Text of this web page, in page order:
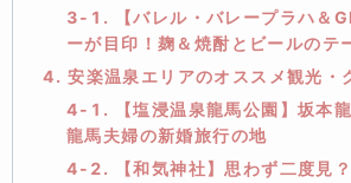
3-1. 【バレル・バレープラハ＆
ーが目印！麹＆焼酎とビールのテ
4. 安楽温泉エリアのオススメ観光・
4-1. 【塩浸温泉龍馬公園】坂本龍
龍馬夫婦の新婚旅行の地
4-2. 【和気神社】思わず二度見